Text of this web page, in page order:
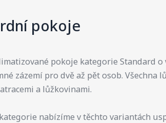
pokoje
pokoje kategorie Standard o
zázemí pro dvě až pět osob. Všechna
a lůžkovinami.
nabízíme v těchto variantách